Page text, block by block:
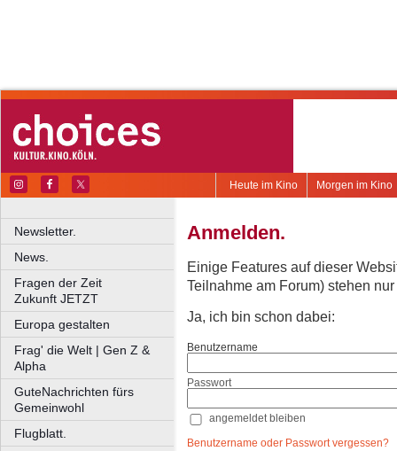
Morgen im Kino
Heute im Kino
Newsletter.
News.
Fragen der Zeit
Zukunft JETZT
Europa gestalten
Frag' die Welt | Gen Z &
Alpha
GuteNachrichten fürs
Gemeinwohl
Flugblatt.
Anmelden.
Einige Features auf dieser
Teilnahme am Forum) stehen
Ja, ich bin schon dabei:
Benutzername
Passwort
angemeldet bleiben
Benutzername oder Passwort vergessen?